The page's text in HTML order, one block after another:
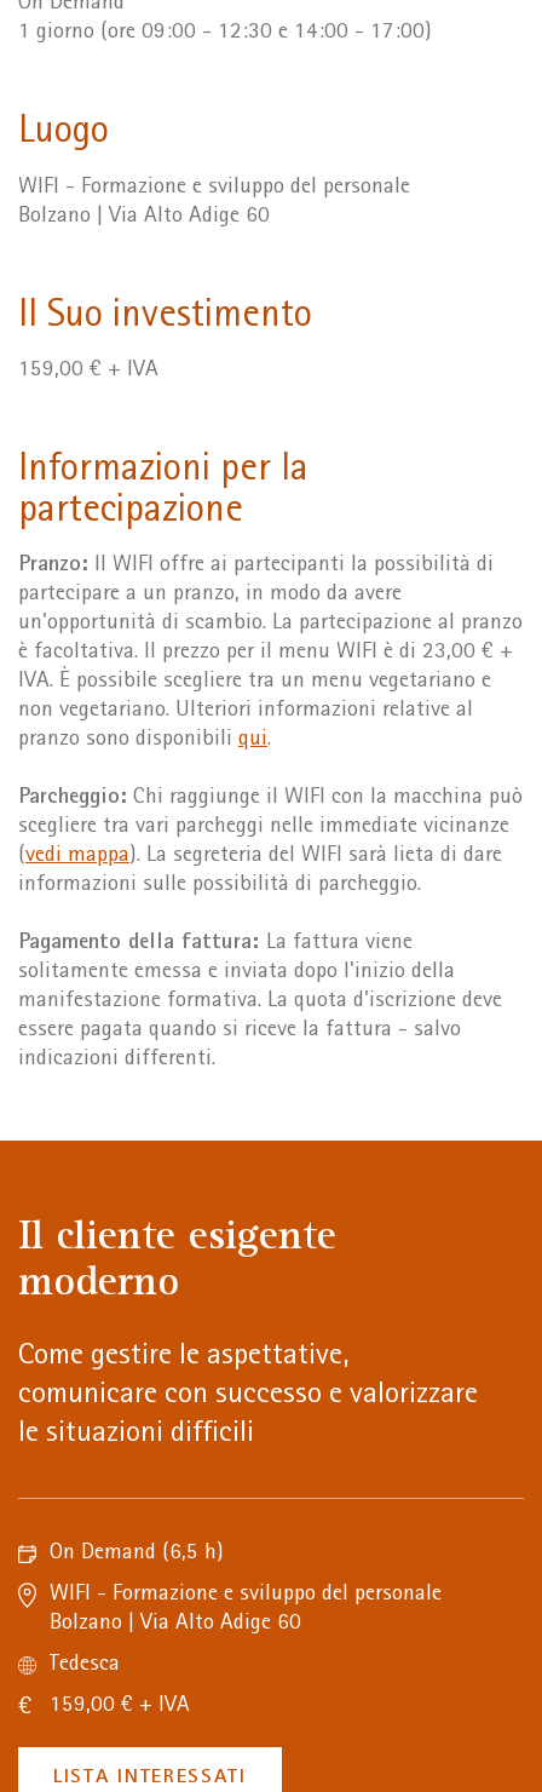
On Demand
1 giorno (ore 09:00 - 12:30 e 14:00 - 17:00)
Luogo
WIFI - Formazione e sviluppo del personale
Bolzano | Via Alto Adige 60
Il Suo investimento
159,00 € + IVA
Informazioni per la
partecipazione
Pranzo: Il WIFI offre ai partecipanti la possibilità di
partecipare a un pranzo, in modo da avere
un'opportunità di scambio. La partecipazione al pranzo
è facoltativa. Il prezzo per il menu WIFI è di 23,00 € +
IVA. È possibile scegliere tra un menu vegetariano e
non vegetariano. Ulteriori informazioni relative al
pranzo sono disponibili qui.
Parcheggio: Chi raggiunge il WIFI con la macchina può
scegliere tra vari parcheggi nelle immediate vicinanze
(vedi mappa). La segreteria del WIFI sarà lieta di dare
informazioni sulle possibilità di parcheggio.
Pagamento della fattura: La fattura viene
solitamente emessa e inviata dopo l'inizio della
manifestazione formativa. La quota d'iscrizione deve
essere pagata quando si riceve la fattura - salvo
indicazioni differenti.
Il cliente esigente
moderno
Come gestire le aspettative,
comunicare con successo e valorizzare
le situazioni difficili
On Demand (6,5 h)
WIFI - Formazione e sviluppo del personale
Bolzano | Via Alto Adige 60
Tedesca
159,00 € + IVA
LISTA INTERESSATI